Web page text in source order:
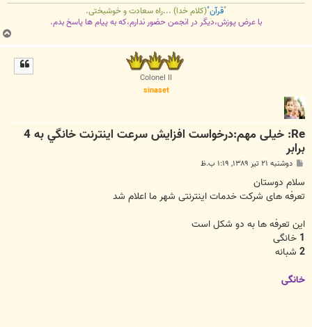
"قرآن"(کلام خدا) ...راه سعادت و خوشبختی.
با عرض پوزش،دیگر در انجمن حضور ندارم،که به پیام ها پاسخ بدم.
Colonel II
sinaset
Re: خیلی مهم:درخواست افزايش سرعت اينترنت خانگي به 4
برابر
ت
دوشنبه ۲۱ تیر ۱۳۸۹, ۱:۱۹ ب.ظ
سلام دوستان
تعرفه های شرکت خدمات اینترنتی شهر ما اعلام شد
این تعرفه ها به دو شکل است
1 خانگی
2 شبانه
خانگی